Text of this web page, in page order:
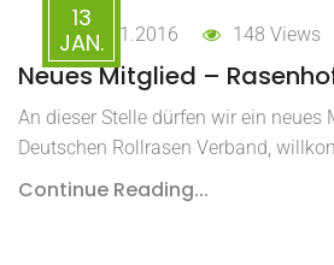
13
JAN.13.01.2016 148 Views
Neues Mitglied –
An dieser Stelle dürfen wir ein neues
Deutschen Rollrasen Verband,
Continue Reading...